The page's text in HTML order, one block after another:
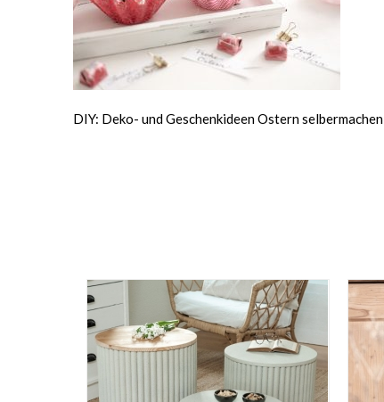
DIY: Deko- und Geschenkideen Ostern selbermachen